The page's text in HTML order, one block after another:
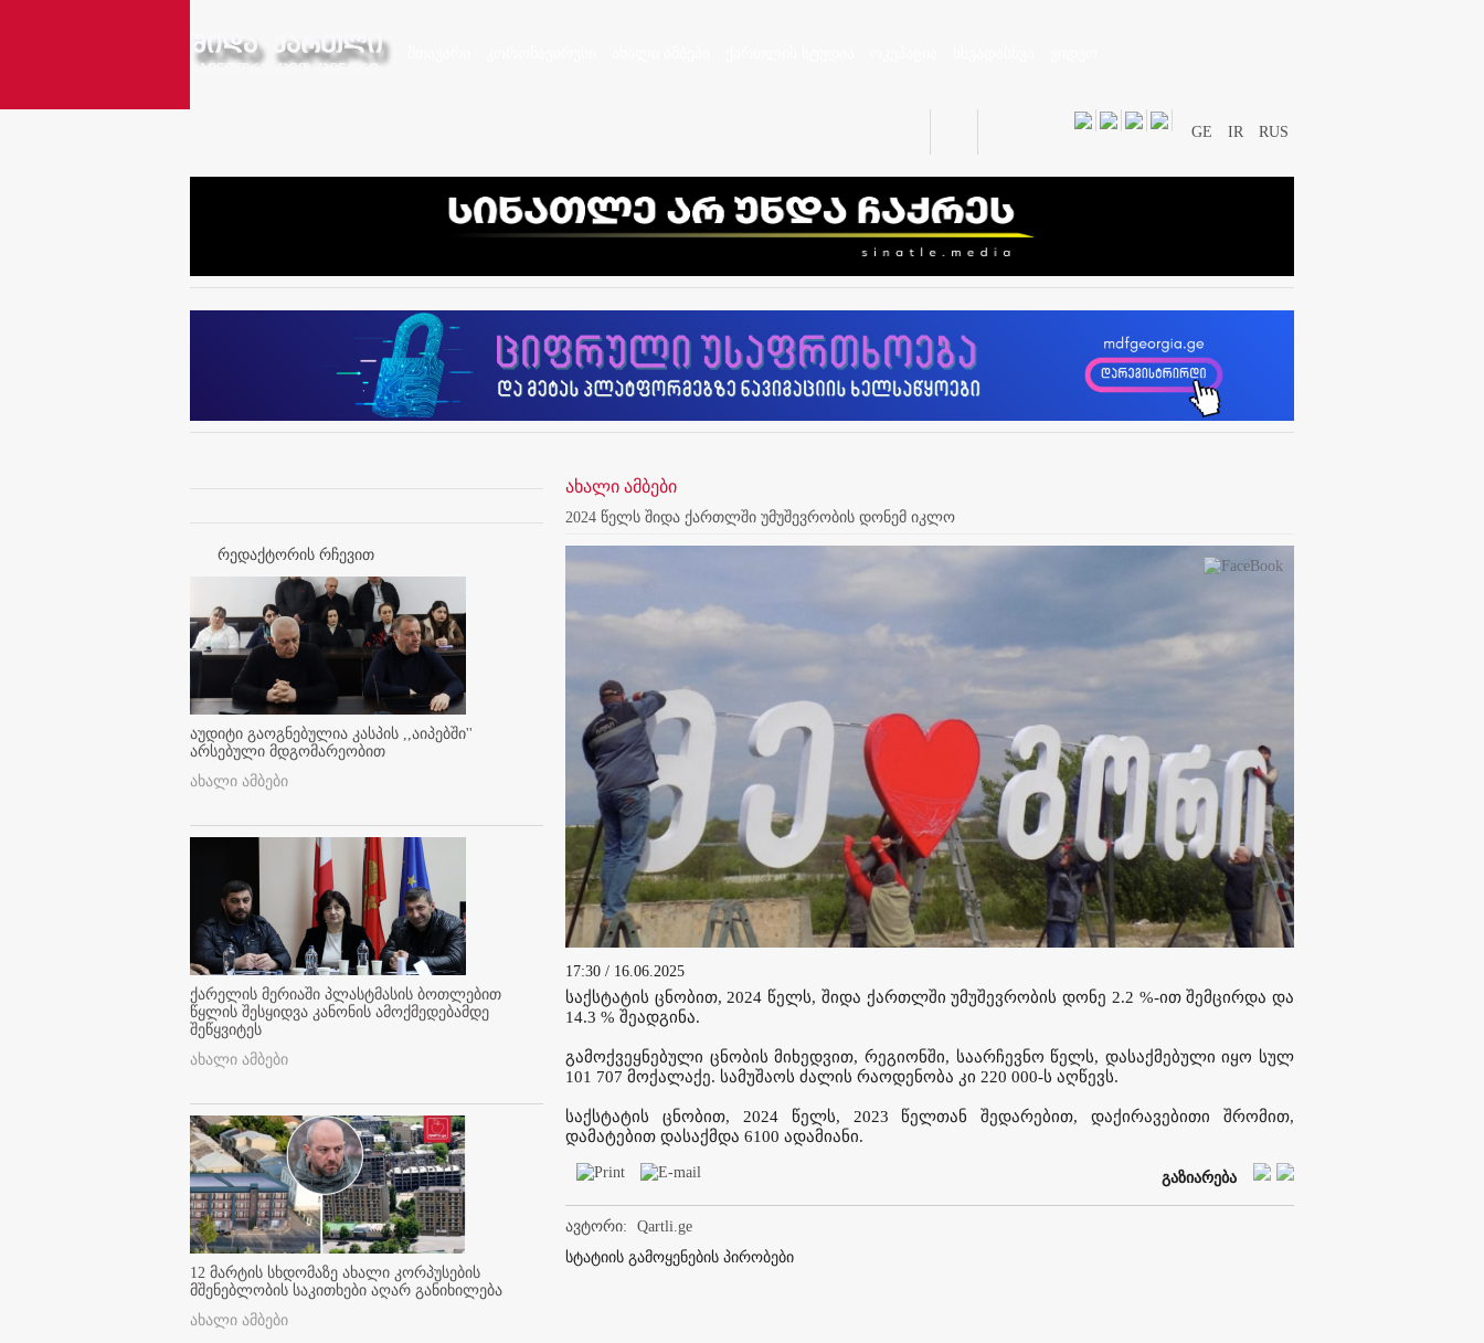
GE IR RUS
რედაქტორის რჩევით
აუდიტი გაოგნებულია კასპის ,,აიპებში''
არსებული მდგომარეობით
ახალი ამბები
ქარელის მერიაში პლასტმასის ბოთლებით
წყლის შესყიდვა კანონის ამოქმედებამდე
შეწყვიტეს
ახალი ამბები
12 მარტის სხდომაზე ახალი კორპუსების
მშენებლობის საკითხები აღარ განიხილება
ახალი ამბები
ახალი ამბები
2024 წელს შიდა ქართლში უმუშევრობის დონემ იკლო
17:30 / 16.06.2025
საქსტატის ცნობით, 2024 წელს, შიდა ქართლში უმუშევრობის დონე 2.2 %-ით შემცირდა და
14.3 % შეადგინა.
გამოქვეყნებული ცნობის მიხედვით, რეგიონში, საარჩევნო წელს, დასაქმებული იყო სულ
101 707 მოქალაქე. სამუშაოს ძალის რაოდენობა კი 220 000-ს აღწევს.
საქსტატის ცნობით, 2024 წელს, 2023 წელთან შედარებით, დაქირავებითი შრომით,
დამატებით დასაქმდა 6100 ადამიანი.
გაზიარება
ავტორი:
Qartli.ge
სტატიის გამოყენების პირობები